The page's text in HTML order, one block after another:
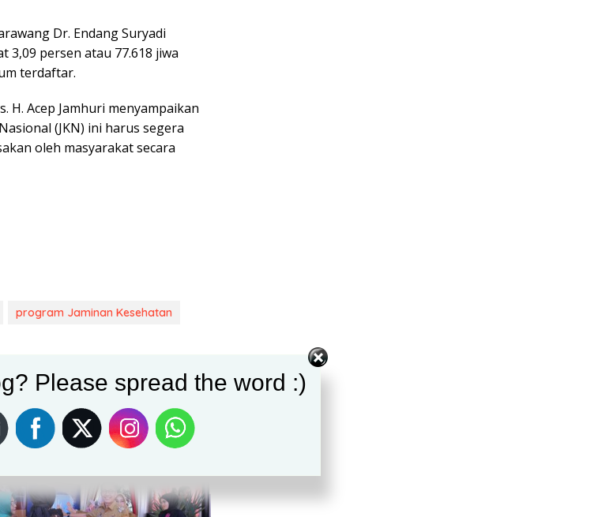
Dr. Endang Suryadi
3,09 persen atau 77.618 jiwa
terdaftar.
H. Acep Jamhuri menyampaikan
(JKN) ini harus segera
oleh masyarakat secara
program Jaminan Kesehatan
Please spread the word :)